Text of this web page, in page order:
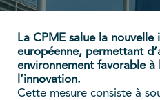
La CPME salue la nouvelle
européenne, permettant
environnement favorable à
l’innovation.
Cette mesure consiste à